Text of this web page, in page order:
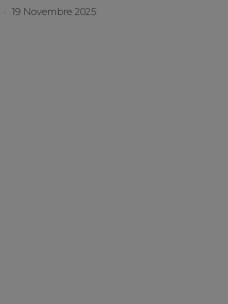
19 Novembre 2025